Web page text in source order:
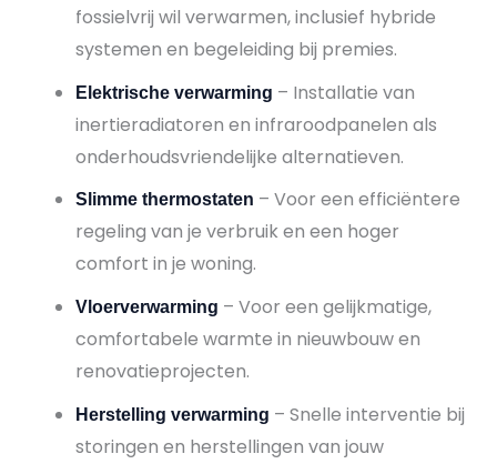
fossielvrij wil verwarmen, inclusief hybride
systemen en begeleiding bij premies.
Elektrische verwarming – Installatie van
inertieradiatoren en infraroodpanelen als
onderhoudsvriendelijke alternatieven.
Slimme thermostaten – Voor een efficiëntere
regeling van je verbruik en een hoger
comfort in je woning.
Vloerverwarming – Voor een gelijkmatige,
comfortabele warmte in nieuwbouw en
renovatieprojecten.
Herstelling verwarming – Snelle interventie bij
storingen en herstellingen van jouw